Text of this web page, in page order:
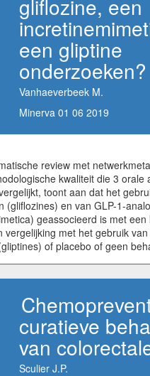
gliflozine, een
een gliptine
onderzoeken?
Vanhaeverbeek M.
Minerva 01 06 2019
review met
kwaliteit die 3 orale
toont aan dat het
(gliflozines) en van GLP-1-
geassocieerd is met
vergelijking met het gebruik van
of placebo of geen
curatieve
van
Sculier J.P.